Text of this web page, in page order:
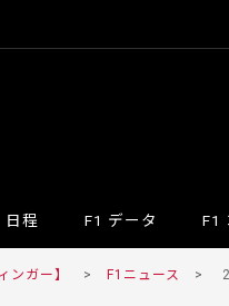
日程 F1 データ F1
ンガー】 > F1ニュース >